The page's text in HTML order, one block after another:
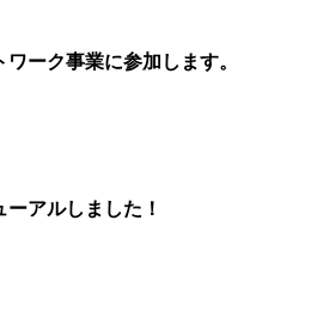
ーク事業に参加します。
アルしました！